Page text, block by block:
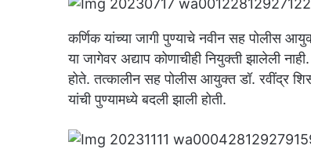
कर्णिक यांच्या जागी पुण्याचे नवीन सह पोलीस
या जागेवर अद्याप कोणाचीही नियुक्ती झालेली
होते. तत्कालीन सह पोलीस आयुक्त डॉ. रवींद्र
यांची पुण्यामध्ये बदली झाली होती.